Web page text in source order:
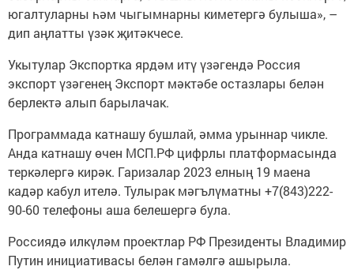
югалтуларны һәм чыгымнарны киметергә булыша», –
дип аңлатты үзәк җитәкчесе.
Укытулар Экспортка ярдәм итү үзәгендә Россия
экспорт үзәгенең Экспорт мәктәбе остазлары белән
берлектә алып барылачак.
Программада катнашу бушлай, әмма урыннар чикле.
Анда катнашу өчен МСП.РФ цифрлы платформасында
теркәлергә кирәк. Гаризалар 2023 елның 19 маена
кадәр кабул ителә. Тулырак мәгълүматны +7(843)222-
90-60 телефоны аша белешергә була.
Россиядә илкүләм проектлар РФ Президенты Владимир
Путин инициативасы белән гамәлгә ашырыла.